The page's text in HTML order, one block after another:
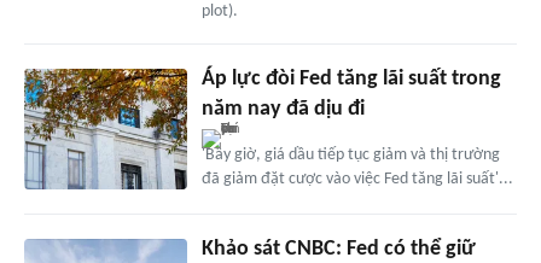
plot).
Áp lực đòi Fed tăng lãi suất trong
năm nay đã dịu đi
'Bây giờ, giá dầu tiếp tục giảm và thị trường
đã giảm đặt cược vào việc Fed tăng lãi suất'...
Khảo sát CNBC: Fed có thể giữ